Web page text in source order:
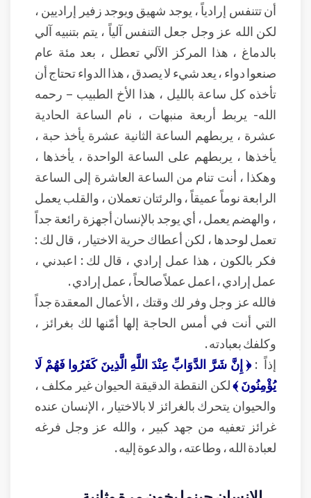
أن تتنفس إرادياً ، يوجد شهيق ويوجد زفير إراديين ،
لكن الله عز وجل جعل التنفس آلياً ، يتم بتنبيه آلي
بالدماغ ، هذا المركز الآلي تعطل ، بعد مئة عام
صنعوا دواء ، يعد شيء لا يصدق ، هذا الدواء تحتاج أن
تأخذه كل ساعة بالليل ، هذا الأخ الطبيب – رحمه
الله- يربط أربعة منبهات ، نام الساعة الحادية
عشرة ، يربطهم الساعة الثانية عشرة يأخذ حبة ،
يأخذها ، يربطهم على الساعة الواحدة ، يأخذها ،
وهكذا ، أنت تنام من الساعة العاشرة إلى الساعة
الرابعة نوماً عميقاً ، والرئتان تعملان ، والقلب يعمل
، والهضم يعمل ، أي يوجد بالإنسان أجهزة رائعة جداً
تعمل لوحدها ، لكن أعطاك حرية الاختيار ، قال لك :
فكر بالكون ، هذا عمل إرادي ، قال لك : اعبدني ،
عمل إرادي ، اعمل عملاً صالحاً ، عمل إرادي .
فالله عز وجل وفر لك وقتك ، الأعمال المعقدة جداً
التي أنت في أمس الحاجة إلها أمّنها لك بغرائز ،
وكلفك بعبادته .
إذاً :﴿ إِنَّ شَرَّ الدَّوَابِّ عِنْدَ اللَّهِ الَّذِينَ كَفَرُوا فَهُمْ لَا
يُؤْمِنُونَ ﴾لكن النقطة الدقيقة الحيوان غير مكلف ،
والحيوان يتحرك بالغرائز لا بالاختيار ، الإنسان عنده
غرائز تعفيه من جهد كبير ، والله عز وجل فرغه
لعبادة الله ، وطاعته ، والدعوة إليه .